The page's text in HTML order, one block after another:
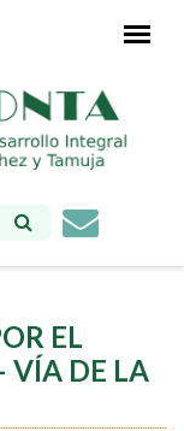
EL
VÍA DE LA